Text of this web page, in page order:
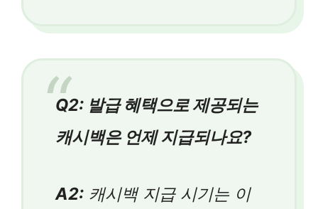
Q2: 발급 혜택으로 제공되는
캐시백은 언제 지급되나요?
A2: 캐시백 지급 시기는 이